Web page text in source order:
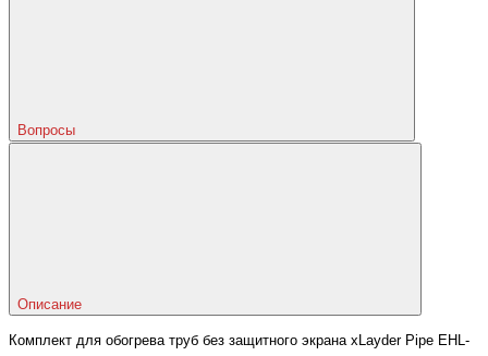
Вопросы
Описание
Комплект для обогрева труб без защитного экрана xLayder Pipe EHL-